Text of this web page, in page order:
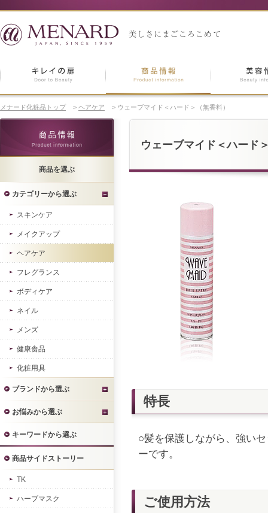
メナード化粧品トップ > ヘアケア > ウェーブマイド＜ハード＞（無香料）
ウェーブマイド＜ハード
特長
○髪を保護しながら、強い
ーです。
ご使用方法
商品を選ぶ
カテゴリーから選ぶ
スキンケア
メイクアップ
ヘアケア
フレグランス
ボディケア
ネイル
メンズ
健康食品
化粧用具
ブランドから選ぶ
お悩みから選ぶ
キーワードから選ぶ
商品サイドストーリー
TK
ハーブマスク